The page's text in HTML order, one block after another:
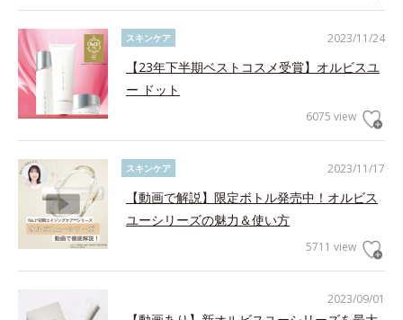
2023/11/24
スキンケア
【23年下半期ベストコスメ受賞】オルビスユ
ー ドット
6075 view
2023/11/17
スキンケア
【動画で解説】限定ボトル発売中！オルビス
ユーシリーズの魅力＆使い方
5711 view
2023/09/01